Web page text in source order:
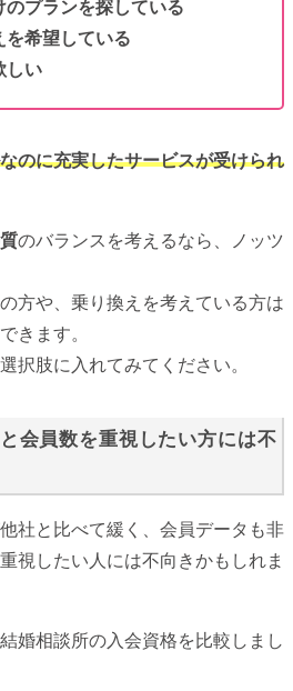
のプランを探している
を希望している
しい
のに充実したサービスが受けられ
のバランスを考えるなら、ノッツ
方や、乗り換えを考えている方は
きます。
択肢に入れてみてください。
会員数を重視したい方には不
社と比べて緩く、会員データも非
視したい人には不向きかもしれま
婚相談所の入会資格を比較しまし